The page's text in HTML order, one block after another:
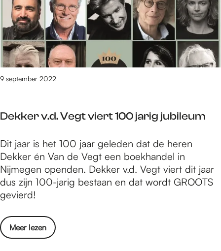
o
g
a
m
n
b
o
n
t
a
d
r
o
g
r
a
m
a
h
e
u
v
e
e
n
r
a
i
l
e
Z
e
e
e
d
i
t
i
e
e
n
h
e
u
e
Dekker v.d. Vegt viert 100 jarig jubileum
9 september 2022
D
e
k
k
e
v
.
Dit jaar is het 100 jaar geleden dat de heren
Dekker én Van de Vegt een boekhandel in
Nijmegen openden. Dekker v.d. Vegt viert dit jaar
dus zijn 100-jarig bestaan en dat wordt GROOTS
gevierd!
Meer lezen
o
v